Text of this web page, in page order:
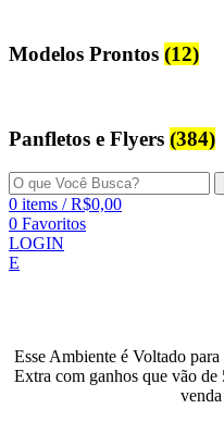
Modelos Prontos (12)
Panfletos e Flyers (384)
0 items / R$0,00
0 Favoritos
LOGIN
E
Esse Ambiente é Voltado
Extra com ganhos que vão